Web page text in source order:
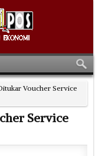
Voucher Service
Service